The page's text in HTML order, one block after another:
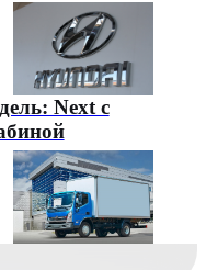
Next с